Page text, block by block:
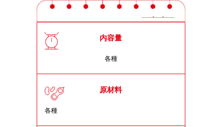
内容量
各種
原材料
各種